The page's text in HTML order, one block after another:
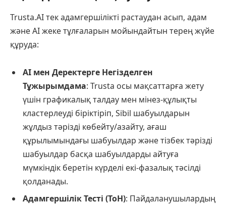
Trusta.AI тек адамгершілікті растаудан асып, адам
және AI жеке тұлғаларын мойындайтын терең жүйе
құруда:
AI мен Деректерге Негізделген
Тұжырымдама: Trusta осы мақсаттарға жету
үшін графикалық талдау мен мінез-құлықты
кластерлеуді біріктіріп, Sibil шабуылдарын
жұлдыз тәрізді көбейту/азайту, ағаш
құрылымындағы шабуылдар және тізбек тәрізді
шабуылдар басқа шабуылдарды айтуға
мүмкіндік беретін күрделі екі-фазалық тәсілді
қолданады.
Адамгершілік Тесті (ToH): Пайдаланушылардың